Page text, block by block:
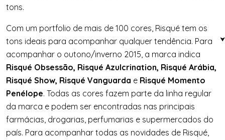
tons.
Com um portfolio de mais de 100 cores, Risqué tem os
tons ideais para acompanhar qualquer tendência. Para
acompanhar o outono/inverno 2015, a marca indica
Risqué Obsessão, Risqué Azulcrination, Risqué Arábia,
Risqué Show, Risqué Vanguarda e Risqué Momento
Penélope. Todas as cores fazem parte da linha regular
da marca e podem ser encontradas nas principais
farmácias, drogarias, perfumarias e supermercados do
país. Para acompanhar todas as novidades de Risqué,